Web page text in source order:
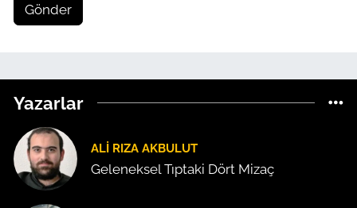
Gönder
Yazarlar
ALI RIZA AKBULUT
Geleneksel Tıptaki Dört Mizaç